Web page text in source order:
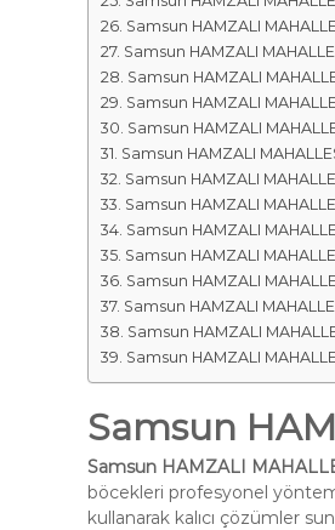
Samsun HAMZALI
Samsun HAMZALI
Samsun HAMZALI
Samsun HAMZALI
Samsun HAMZALI
Samsun HAMZALI
Samsun HAMZALI
Samsun HAMZALI
Samsun HAMZALI
Samsun HAMZALI
Samsun HAMZALI
Samsun HAMZALI
Samsun HAMZALI
Samsun HAMZALI
Samsun
Samsun HAMZALI
böcekleri profesyonel
kullanarak kalıcı çözümler